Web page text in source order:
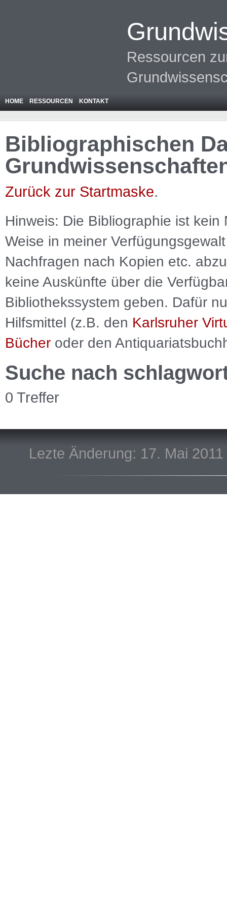
Ressourcen
HOME RESSOURCEN KONTAKT
Bibliographischen
Zurück zur Startmaske.
Hinweis: Die Bibliographie ist kein
Weise in meiner
Nachfragen nach Kopien etc.
keine Auskünfte über die
Bibliothekssystem geben. Dafür
Hilfsmittel (z.B. den Karlsruher
Bücher oder den
Suche nach
0 Treffer
Lezte Änderung: 17. Mai